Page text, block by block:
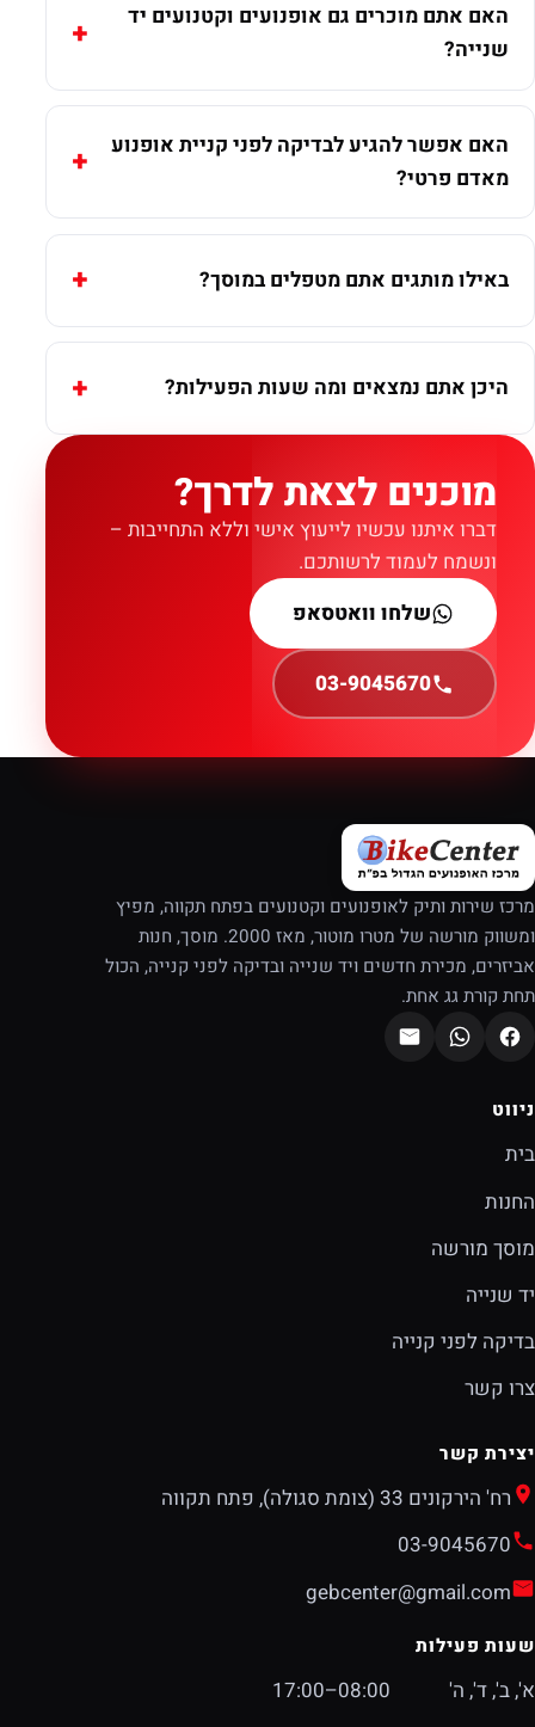
האם אתם מוכרים גם אופנועים וקטנועים יד
שנייה?
האם אפשר להגיע לבדיקה לפני קניית אופנוע
מאדם פרטי?
באילו מותגים אתם מטפלים במוסך?
היכן אתם נמצאים ומה שעות הפעילות?
מוכנים לצאת לדרך?
דברו איתנו עכשיו לייעוץ אישי וללא התחייבות –
ונשמח לעמוד לרשותכם.
שלחו וואטסאפ
03-9045670
מרכז שירות ותיק לאופנועים וקטנועים בפתח תקווה, מפיץ
ומשווק מורשה של מטרו מוטור, מאז 2000. מוסך, חנות
אביזרים, מכירת חדשים ויד שנייה ובדיקה לפני קנייה, הכול
תחת קורת גג אחת.
ניווט
בית
החנות
מוסך מורשה
יד שנייה
בדיקה לפני קנייה
צרו קשר
יצירת קשר
רח' הירקונים 33 (צומת סגולה), פתח תקווה
03-9045670
gebcenter@gmail.com
שעות פעילות
א', ב', ד', ה'
08:00–17:00